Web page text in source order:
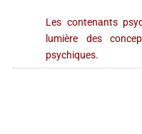
Les contenants
lumière des
psychiques.